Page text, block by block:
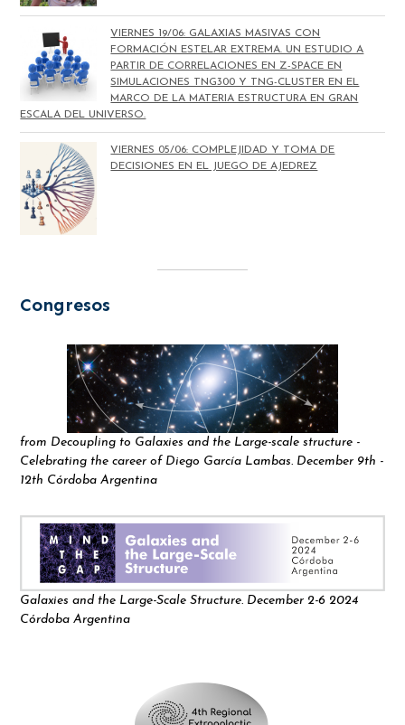
VIERNES 19/06: GALAXIAS MASIVAS CON
FORMACIÓN ESTELAR EXTREMA. UN ESTUDIO A
PARTIR DE CORRELACIONES EN Z-SPACE EN
SIMULACIONES TNG300 Y TNG-CLUSTER EN EL
MARCO DE LA MATERIA ESTRUCTURA EN GRAN
ESCALA DEL UNIVERSO.
VIERNES 05/06: COMPLEJIDAD Y TOMA DE
DECISIONES EN EL JUEGO DE AJEDREZ
Congresos
from Decoupling to Galaxies and the Large-scale structure -
Celebrating the career of Diego García Lambas. December 9th -
12th Córdoba Argentina
Galaxies and the Large-Scale Structure. December 2-6 2024
Córdoba Argentina